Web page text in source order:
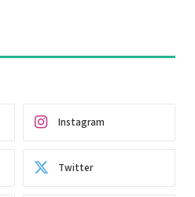
Instagram
Twitter